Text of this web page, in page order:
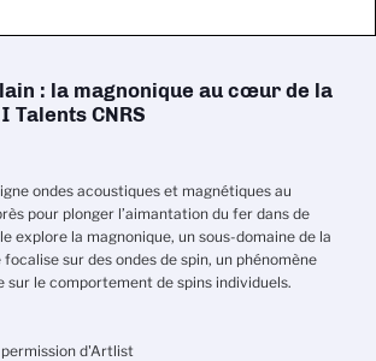
: la magnonique au cœur de la
Talents CNRS
ondes acoustiques et magnétiques au
pour plonger l’aimantation du fer dans de
explore la magnonique, un sous-domaine de la
sur des ondes de spin, un phénomène
le comportement de spins individuels.
d'Artlist